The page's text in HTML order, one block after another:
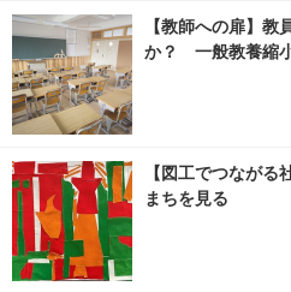
【教師への扉】教
か？ 一般教養縮
【図工でつながる
まちを見る